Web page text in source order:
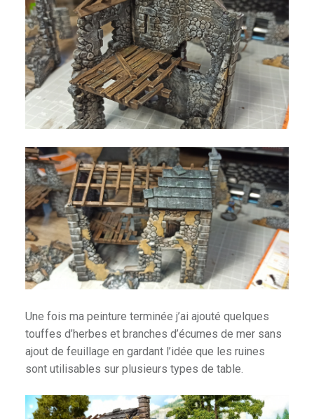
Une fois ma peinture terminée j’ai ajouté quelques
touffes d’herbes et branches d’écumes de mer sans
ajout de feuillage en gardant l’idée que les ruines
sont utilisables sur plusieurs types de table.